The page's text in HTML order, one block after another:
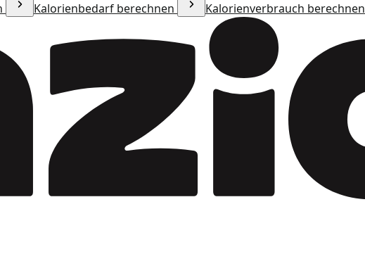
Kalorienbedarf berechnen Kalorienverbrauch berechnen